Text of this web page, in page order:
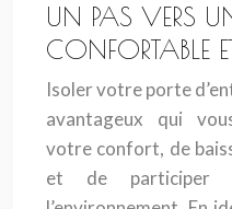
UN PAS VERS
CONFORTABLE
Isoler votre porte
avantageux qui
votre confort, de
et de participer